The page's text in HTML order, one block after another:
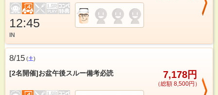
12:45
IN
8/15 (土)
[2名開催]お盆午後スルー備考必読 7,178円
（総額 8,500円）